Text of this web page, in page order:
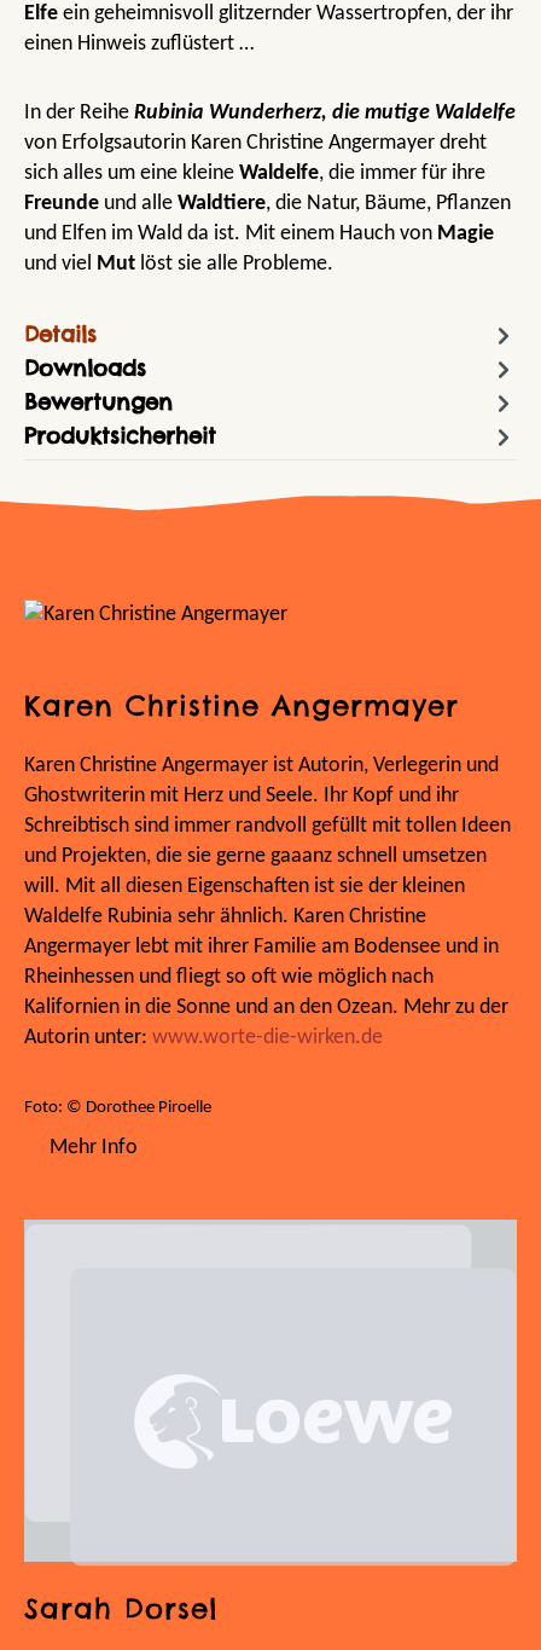
Elfe ein geheimnisvoll glitzernder Wassertropfen, der ihr
einen Hinweis zuflüstert …
In der Reihe Rubinia Wunderherz, die mutige Waldelfe
von Erfolgsautorin Karen Christine Angermayer dreht
sich alles um eine kleine Waldelfe, die immer für ihre
Freunde und alle Waldtiere, die Natur, Bäume, Pflanzen
und Elfen im Wald da ist. Mit einem Hauch von Magie
und viel Mut löst sie alle Probleme.
Details
Downloads
Bewertungen
Produktsicherheit
Karen Christine Angermayer
Karen Christine Angermayer ist Autorin, Verlegerin und
Ghostwriterin mit Herz und Seele. Ihr Kopf und ihr
Schreibtisch sind immer randvoll gefüllt mit tollen Ideen
und Projekten, die sie gerne gaaanz schnell umsetzen
will. Mit all diesen Eigenschaften ist sie der kleinen
Waldelfe Rubinia sehr ähnlich. Karen Christine
Angermayer lebt mit ihrer Familie am Bodensee und in
Rheinhessen und fliegt so oft wie möglich nach
Kalifornien in die Sonne und an den Ozean. Mehr zu der
Autorin unter: www.worte-die-wirken.de
Foto: © Dorothee Piroelle
Mehr Info
Sarah Dorsel